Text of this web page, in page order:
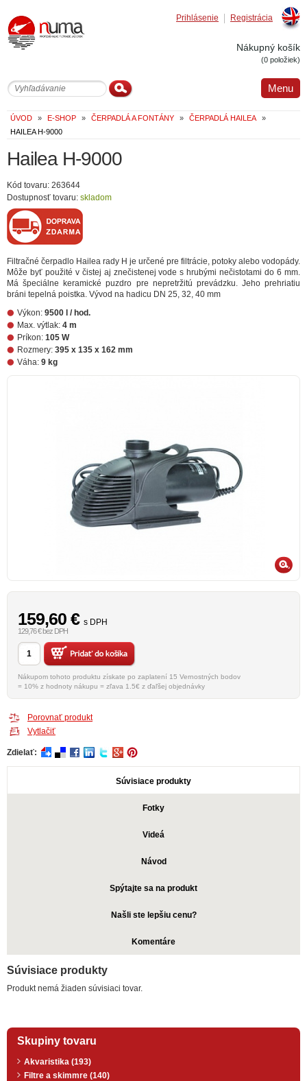
Registrácia
Prihlásenie
Nákupný košík
(0 položiek)
Menu
ÚVOD » E-SHOP » ČERPADLÁ A FONTÁNY » ČERPADLÁ HAILEA
»
HAILEA H-9000
Hailea H-9000
Kód tovaru: 263644
Dostupnosť tovaru: skladom
Filtračné čerpadlo Hailea rady H je určené pre filtrácie, potoky alebo vodopády.
Môže byť použité v čistej aj znečistenej vode s hrubými nečistotami do 6 mm.
Má špeciálne keramické puzdro pre nepretržitú prevádzku. Jeho prehriatiu
bráni tepelná poistka. Vývod na hadicu DN 25, 32, 40 mm
Výkon: 9500 l / hod.
Max. výtlak: 4 m
Príkon: 105 W
Rozmery: 395 x 135 x 162 mm
Váha: 9 kg
159,60 € s DPH
129,76 € bez DPH
Nákupom tohoto produktu získate po zaplatení 15 Vernostných bodov
= 10% z hodnoty nákupu = zľava 1.5€ z ďaľšej objednávky
Porovnať produkt
Vytlačiť
Zdielať:
Súvisiace produkty
Fotky
Videá
Návod
Spýtajte sa na produkt
Našli ste lepšiu cenu?
Komentáre
Súvisiace produkty
Produkt nemá žiaden súvisiaci tovar.
Skupiny tovaru
Akvaristika (193)
Filtre a skimmre (140)